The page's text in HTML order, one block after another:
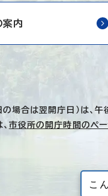
案内
場合は翌開庁日）は、
市役所の開庁時間のペー